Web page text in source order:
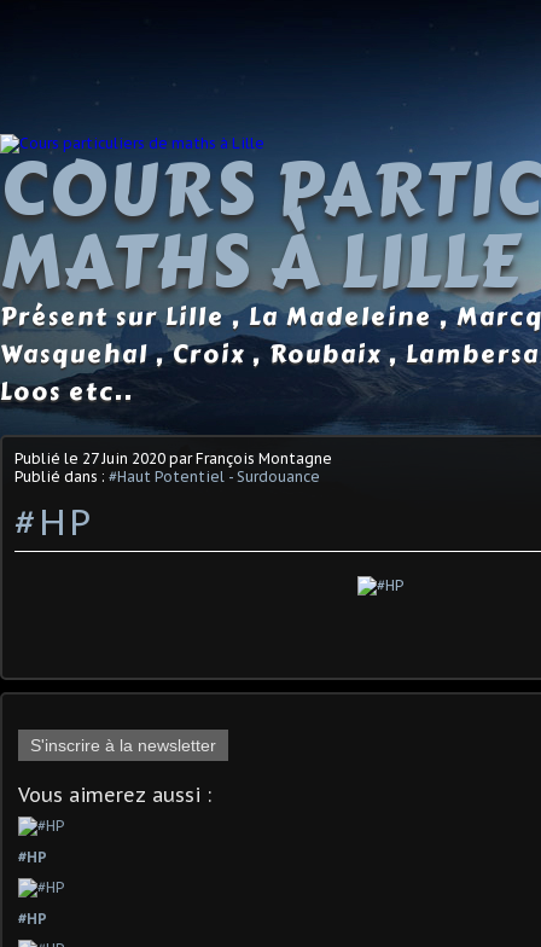
COURS
MATHS À LILLE
Présent sur Lille , La Madeleine ,
Wasquehal , Croix , Roubaix ,
Loos etc..
Publié le 27 Juin 2020 par François Montagne
Publié dans : #Haut Potentiel - Surdouance
#HP
S'inscrire à la newsletter
Vous aimerez aussi :
#HP
#HP